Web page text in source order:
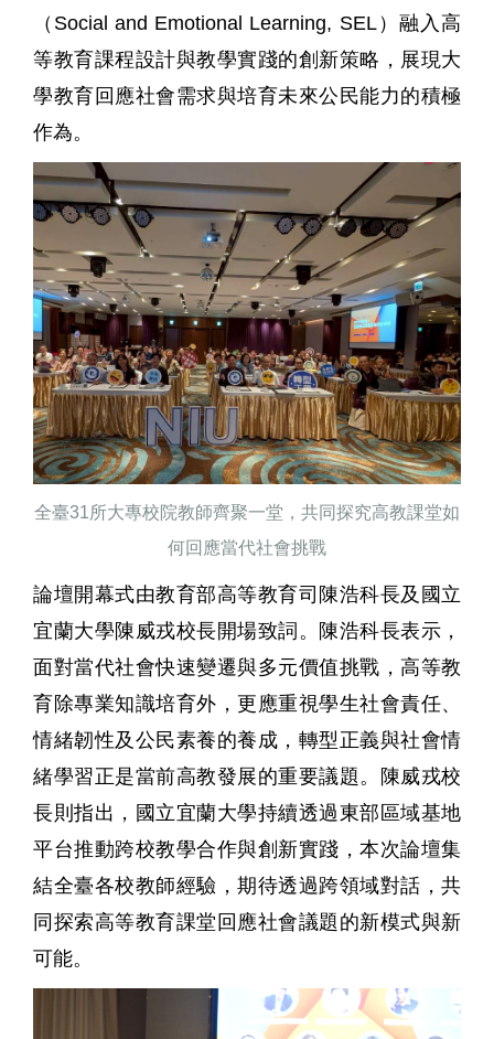
（Social and Emotional Learning, SEL）融入高
等教育課程設計與教學實踐的創新策略，展現大
學教育回應社會需求與培育未來公民能力的積極
作為。
全臺31所大專校院教師齊聚一堂，共同探究高教課堂如
何回應當代社會挑戰
論壇開幕式由教育部高等教育司陳浩科長及國立
宜蘭大學陳威戎校長開場致詞。陳浩科長表示，
面對當代社會快速變遷與多元價值挑戰，高等教
育除專業知識培育外，更應重視學生社會責任、
情緒韌性及公民素養的養成，轉型正義與社會情
緒學習正是當前高教發展的重要議題。陳威戎校
長則指出，國立宜蘭大學持續透過東部區域基地
平台推動跨校教學合作與創新實踐，本次論壇集
結全臺各校教師經驗，期待透過跨領域對話，共
同探索高等教育課堂回應社會議題的新模式與新
可能。